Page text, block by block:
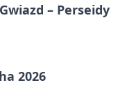
– Perseidy
2026